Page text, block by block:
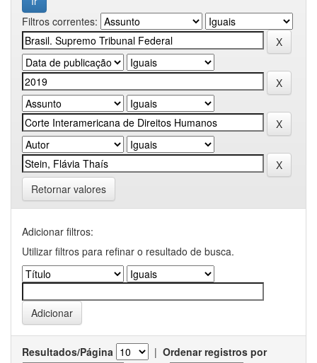
Filtros correntes:
Retornar valores
Adicionar filtros:
Utilizar filtros para refinar o resultado de busca.
Resultados/Página | Ordenar registros por